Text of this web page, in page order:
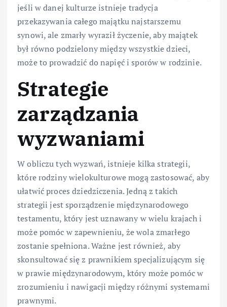
jeśli w danej kulturze istnieje tradycja
przekazywania całego majątku najstarszemu
synowi, ale zmarły wyraził życzenie, aby majątek
był równo podzielony między wszystkie dzieci,
może to prowadzić do napięć i sporów w rodzinie.
Strategie
zarządzania
wyzwaniami
W obliczu tych wyzwań, istnieje kilka strategii,
które rodziny wielokulturowe mogą zastosować, aby
ułatwić proces dziedziczenia. Jedną z takich
strategii jest sporządzenie międzynarodowego
testamentu, który jest uznawany w wielu krajach i
może pomóc w zapewnieniu, że wola zmarłego
zostanie spełniona. Ważne jest również, aby
skonsultować się z prawnikiem specjalizującym się
w prawie międzynarodowym, który może pomóc w
zrozumieniu i nawigacji między różnymi systemami
prawnymi.